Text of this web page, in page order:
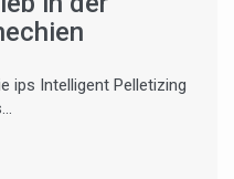
ips Intelligent Pelletizing